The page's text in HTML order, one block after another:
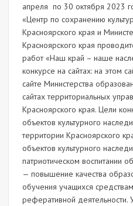
апреля по 30 октября 2023
«Центр по сохранению
Красноярского края и
Красноярского края
работ «Наш край – наше
конкурсе на сайтах: на этом
сайте Министерства
сайтах территориальных
Красноярского края. Цели
объектов культурного
территории Красноярского
объектов культурного
патриотическом воспитании
— повышение качества
обучения учащихся
реферативной деятельности.